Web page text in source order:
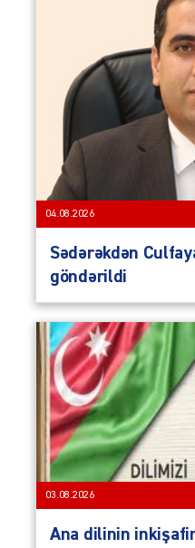
04.08.2026
Sədərəkdən
göndərildi
03.08.2026
Ana dilinin